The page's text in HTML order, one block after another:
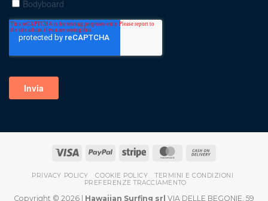
PRIVACY POLICY COOKIE POLICY
TERMINI E CONDIZIONI
PREFERENZE TRACCIAMENTO
Copyright © 2026 | Hawaiian Surfing srl VIA DELLE BEGONIE, 59